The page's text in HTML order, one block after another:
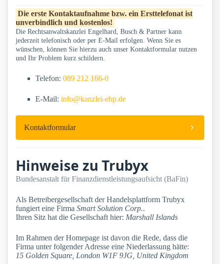
Die erste Kontaktaufnahme bzw. ein Ersttelefonat ist
unverbindlich und kostenlos!
Die Rechtsanwaltskanzlei Engelhard, Busch & Partner kann
jederzeit telefonisch oder per E-Mail erfolgen. Wenn Sie es
wünschen, können Sie hierzu auch unser Kontaktformular nutzen
und Ihr Problem kurz schildern.
Telefon: 089 212 166-0
E-Mail: info@kanzlei-ebp.de
Kontaktformular
Hinweise zu Trubyx
Bundesanstalt für Finanzdienstleistungsaufsicht (BaFin)
Als Betreibergesellschaft der Handelsplattform Trubyx
fungiert eine Firma Smart Solution Corp..
Ihren Sitz hat die Gesellschaft hier: Marshall Islands
Im Rahmen der Homepage ist davon die Rede, dass die
Firma unter folgender Adresse eine Niederlassung hätte:
15 Golden Square, London W1F 9JG, United Kingdom